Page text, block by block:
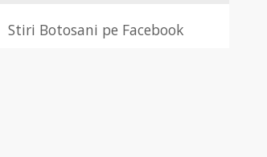
Stiri Botosani pe Facebook